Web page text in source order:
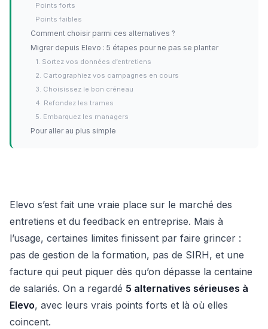
Points forts
Points faibles
Comment choisir parmi ces alternatives ?
Migrer depuis Elevo : 5 étapes pour ne pas se planter
1. Sortez vos données d’entretiens
2. Cartographiez vos campagnes en cours
3. Choisissez le bon créneau
4. Refondez les trames
5. Embarquez les managers
Pour aller au plus simple
Elevo s’est fait une vraie place sur le marché des
entretiens et du feedback en entreprise. Mais à
l’usage, certaines limites finissent par faire grincer :
pas de gestion de la formation, pas de SIRH, et une
facture qui peut piquer dès qu’on dépasse la centaine
de salariés. On a regardé 5 alternatives sérieuses à
Elevo, avec leurs vrais points forts et là où elles
coincent.